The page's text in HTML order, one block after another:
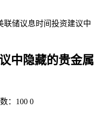
联储议息时间投资建议中
中隐藏的贵金属
：100 0